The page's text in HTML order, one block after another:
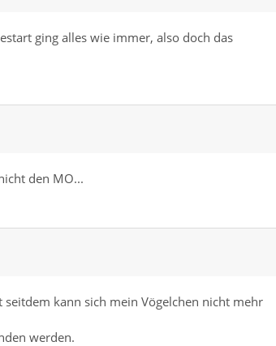
ging alles wie immer, also doch das
den MO...
kann sich mein Vögelchen nicht mehr
werden.